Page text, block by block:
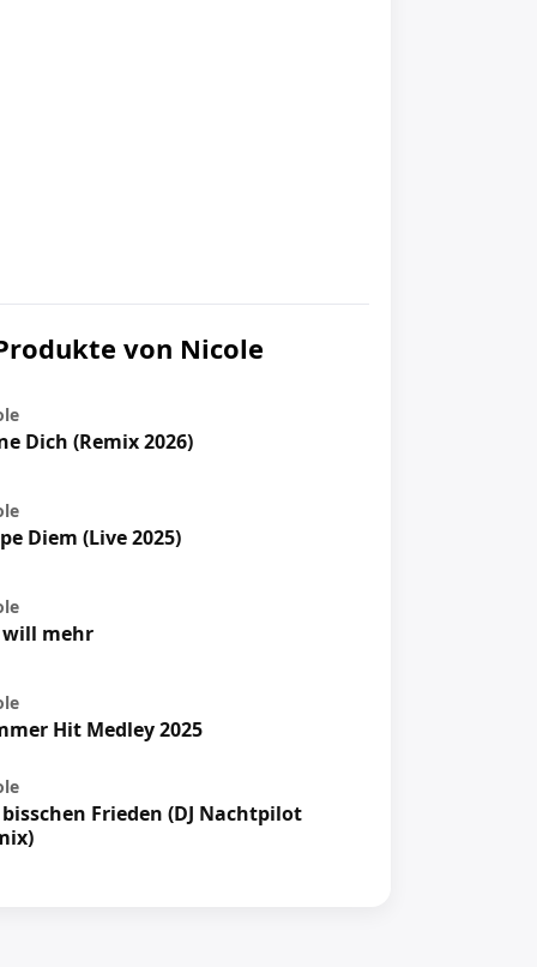
von Nicole
Dich (Remix 2026)
Diem (Live 2025)
mehr
Hit Medley 2025
Frieden (DJ Nachtpilot